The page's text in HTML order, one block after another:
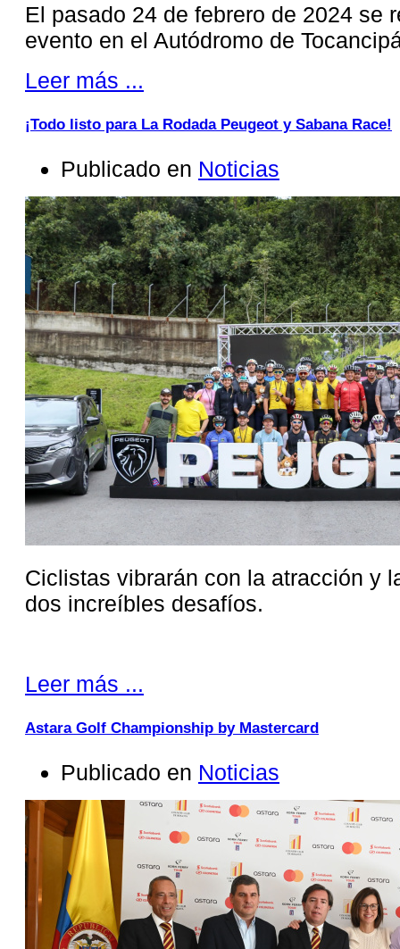
El pasado 24 de febrero de 2024 se
evento en el Autódromo de
Leer más ...
¡Todo listo para La Rodada Peugeot y Sabana Race!
Publicado en Noticias
Ciclistas vibrarán con la atracción y
dos increíbles desafíos.
Leer más ...
Astara Golf Championship by Mastercard
Publicado en Noticias